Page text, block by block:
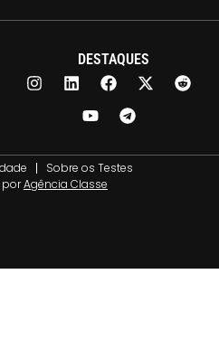
DESTAQUES
Sobre os Testes
porAgência Classe